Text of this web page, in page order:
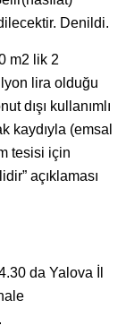
Denildi.
m2 lik 2
lira olduğu
dışı kullanımlı
kaydıyla (emsal
tesisi için
açıklaması
da Yalova İl